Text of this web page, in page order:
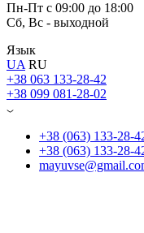
Пн-Пт с 09:00 до 18:00
Сб, Вс - выходной
Язык
UA RU
+38 063 133-28-42
+38 099 081-28-02
+38 (063) 133-28-
+38 (063) 133-28-